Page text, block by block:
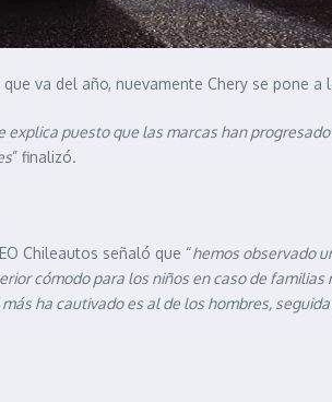
va del año, nuevamente Chery se pone a
puesto que las marcas han
” finalizó.
Chileautos señaló que “hemos observado
cómodo para los niños en caso de
ha cautivado es al de los hombres,